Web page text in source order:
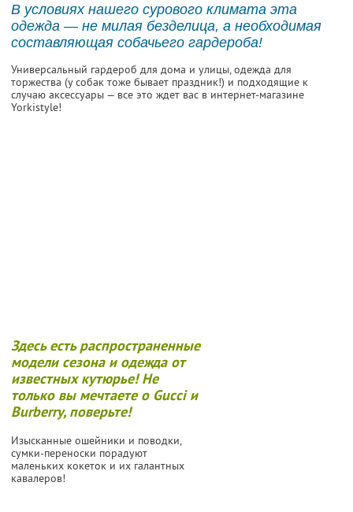
В условиях нашего сурового климата эта
одежда — не милая безделица, а необходимая
составляющая собачьего гардероба!
Универсальный гардероб для дома и улицы, одежда для
торжества (у собак тоже бывает праздник!) и подходящие к
случаю аксессуары — все это ждет вас в интернет-магазине
Yorkistyle!
Здесь есть распространенные
модели сезона и одежда от
известных кутюрье! Не
только вы мечтаете о Gucci и
Burberry, поверьте!
Изысканные ошейники и поводки,
сумки-переноски порадуют
маленьких кокеток и их галантных
кавалеров!